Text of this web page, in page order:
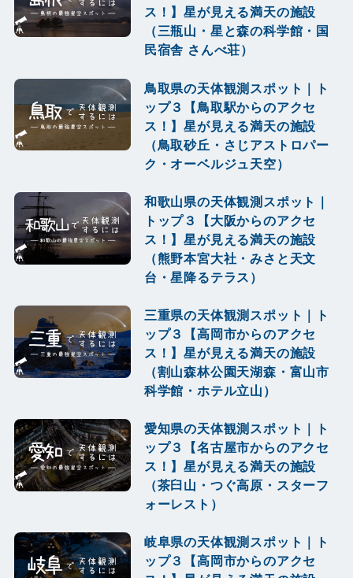
ス！】星が見える満天の施設
（三瓶山・星と森の科学館・国
民宿舎 さんべ荘）
鳥取県の天体観測スポット｜ト
ップ３【鳥取駅からのアクセ
ス！】星が見える満天の施設
（鳥取砂丘・さじアストロパー
ク・オーベルジュ天空）
和歌山県の天体観測スポット｜
トップ３【大阪からのアクセ
ス！】星が見える満天の施設
（熊野本宮大社・みさと天文
台・星降るテラス）
三重県の天体観測スポット｜ト
ップ３【高岡市からのアクセ
ス！】星が見える満天の施設
（割山森林公園天湖森・富山市
科学館・ホテル立山）
愛知県の天体観測スポット｜ト
ップ３【名古屋市からのアクセ
ス！】星が見える満天の施設
（茶臼山・つぐ高原・スターフ
ォーレスト）
岐阜県の天体観測スポット｜ト
ップ３【高岡市からのアクセ